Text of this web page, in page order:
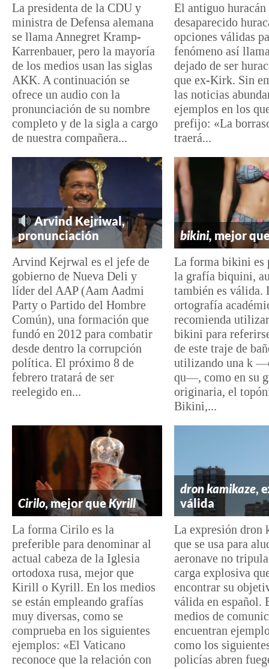
La presidenta de la CDU y
ministra de Defensa alemana
se llama Annegret Kramp-
Karrenbauer, pero la mayoría
de los medios usan las siglas
AKK. A continuación se
ofrece un audio con la
pronunciación de su nombre
completo y de la sigla a cargo
de nuestra compañera...
El antiguo
desaparecido
opciones válidas
fenómeno así
dejado de ser
que ex-Kirk. Sin
las noticias
ejemplos en los
prefijo: «La
traerá...
Arvind Kejriwal,
pronunciación
Arvind Kejrwal es el jefe de
gobierno de Nueva Deli y
líder del AAP (Aam Aadmi
Party o Partido del Hombre
Común), una formación que
fundó en 2012 para combatir
desde dentro la corrupción
política. El próximo 8 de
febrero tratará de ser
reelegido en...
bikini, mejor
La forma bikini es
la grafía biquini,
también es válida.
ortografía
recomienda
bikini para
de este traje de
utilizando una k
qu⁠—, como en su
originaria, el
Bikini,...
Cirilo, mejor queKyrill
La forma Cirilo es la
preferible para denominar al
actual cabeza de la Iglesia
ortodoxa rusa, mejor que
Kirill o Kyrill. En los medios
se están empleando grafías
muy diversas, como se
comprueba en los siguientes
ejemplos: «El Vaticano
reconoce que la relación con
dron kamikaze,
válida
La expresión dron
que se usa para
aeronave no
carga explosiva
encontrar su
válida en español.
medios de
encuentran
como los
policías abren